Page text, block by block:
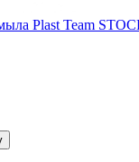
Plast Team